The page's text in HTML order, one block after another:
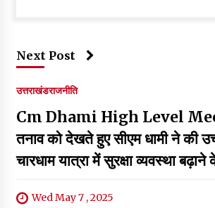
Next Post
उत्तराखंडराजनीति
Cm Dhami High Level
तनाव को देखते हुए सीएम धामी ने की
चारधाम यात्रा में सुरक्षा व्यवस्था बढ़ाने
Wed May 7 , 2025